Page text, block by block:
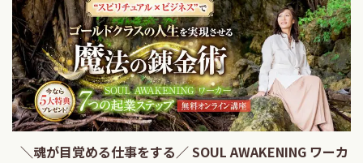
＼魂が目覚める仕事をする／ SOUL AWAKENING ワーカ